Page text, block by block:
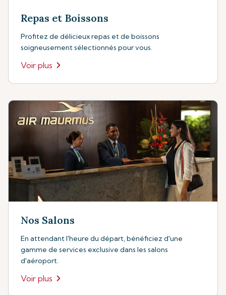
Repas et Boissons
Profitez de délicieux repas et de boissons
soigneusement sélectionnés pour vous.
Voir plus
Nos Salons
En attendant l'heure du départ, bénéficiez d'une
gamme de services exclusive dans les salons
d'aéroport.
Voir plus